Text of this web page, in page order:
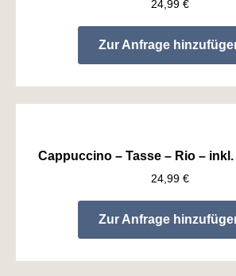
24,99 €
Zur Anfrage
Cappuccino – Tasse – Rio –
24,99 €
Zur Anfrage